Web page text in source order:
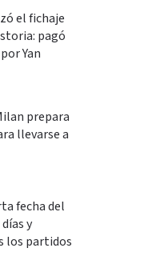
el fichaje
pagó
Yan
prepara
llevarse a
fecha del
y
los partidos